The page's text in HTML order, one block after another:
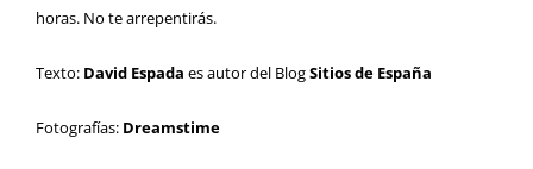
horas. No te arrepentirás.
Texto: David Espada es autor del BlogSitios de España
Fotografías: Dreamstime